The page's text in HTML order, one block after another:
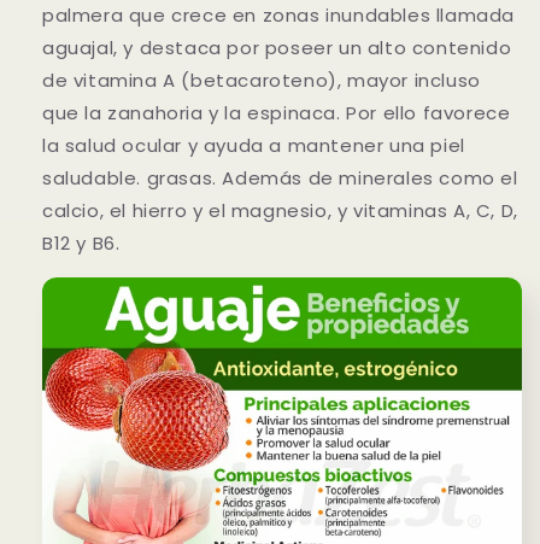
palmera que crece en zonas inundables llamada
aguajal, y destaca por poseer un alto contenido
de vitamina A (betacaroteno), mayor incluso
que la zanahoria y la espinaca. Por ello favorece
la salud ocular y ayuda a mantener una piel
saludable. grasas. Además de minerales como el
calcio, el hierro y el magnesio, y vitaminas A, C, D,
B12 y B6.